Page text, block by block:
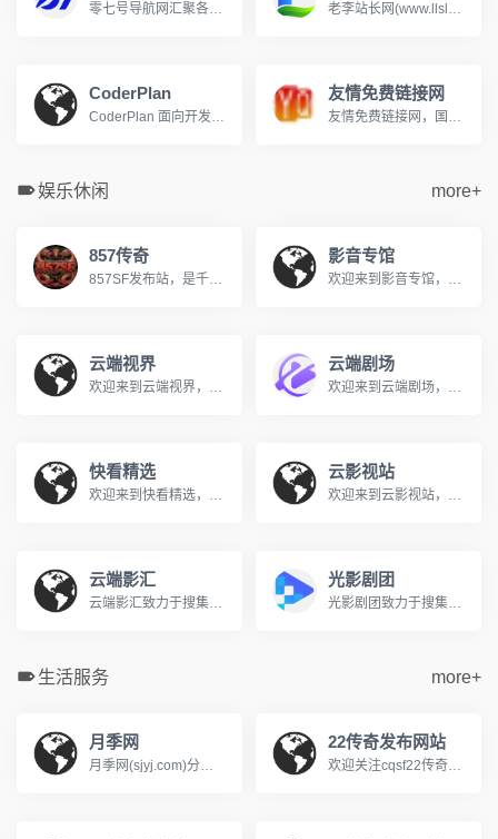
零七号导航网汇聚各类实用网站、开发工具、素材资源，面向普通网民与站长，提供网址分类导航、免费收录通道，一键直达优质站点，上网从零七号导航开始 老李站长网(www.llslw.cn)分类目录，免费收录各行业优秀站点，致力成为站长推广网站的首选，用户自主提交，再由我们编辑、审核，形成网站索引。
CoderPlan
CoderPlan 面向开发者提供 Claude Code/Codex 中转、Gemini CLI 中转站和第三方 API 接入，按真实调用扣费，API 使用额度、tokens、缓存复用和费用明细都能核对。
友情免费链接网
友情免费链接网，国内访问量很高的友情链接网。免费发布友情链接收录信息的开放平台。
娱乐休闲 more+
857传奇
857SF发布站，是千万传奇老玩家公认的优质私服导航平台。每日全网严选，实时更新数十组优质新开传奇私服，从1.76复古怀旧到微变、轻变、中变、超变，从金币版到合击版，全版本覆盖，满足不同玩家的偏好，每日第一手传奇资讯，助您快人一步抢占新服资源，重燃热血兄弟情！
影音专馆
欢迎来到影音专馆，您的私人免费在线影院。我们提供海量高清电影、电视剧、综艺、动漫及短剧资源，全部支持免费在线观看。在影音专馆，享受无广告、高清流畅的极致观影体验，每日同步更新，是您网络追剧的不二之选。
云端视界
欢迎来到云端视界，您的私人免费在线影院。我们提供海量高清电影、电视剧、综艺、动漫及短剧资源，全部支持免费在线观看。在云端视界，享受无广告、高清流畅的极致观影体验，每日同步更新，是您网络追剧的不二之选。
云端剧场
欢迎来到云端剧场，您的私人免费在线影院。我们提供海量高清电影、电视剧、综艺、动漫及短剧资源，全部支持免费在线观看。在云端剧场，享受无广告、高清流畅的极致观影体验，每日同步更新，是您网络追剧的不二之选。
快看精选
欢迎来到快看精选，您的私人免费在线影院。我们提供海量高清电影、电视剧、综艺、动漫及短剧资源，全部支持免费在线观看。在快看精选，享受无广告、高清流畅的极致观影体验，每日同步更新，是您网络追剧的不二之选。
云影视站
欢迎来到云影视站，您的私人免费在线影院。我们提供海量高清电影、电视剧、综艺、动漫及短剧资源，全部支持免费在线观看。在云影视站，享受无广告、高清流畅的极致观影体验，每日同步更新，是您网络追剧的不二之选。
云端影汇
云端影汇致力于搜集全网最新、最热的电影与电视剧资源，为广大影迷提供完全免费、无广告的在线观看服务。我们及时收录高清大片，让您轻松畅享极致的观影体验。
光影剧团
光影剧团致力于搜集全网最新、最热的电影与电视剧资源，为广大影迷提供完全免费、无广告的在线观看服务。我们及时收录高清大片，让您轻松畅享极致的观影体验。
生活服务 more+
月季网
月季网(sjyj.com)分享世界品种和养护知识，提供树状月季、大花丰花、藤本造型和欧月盆栽的批发交易和行情价格。中国月季之乡，南阳基地专业供应月季花苗，致力于让园林多点美景，咨询电话13525165668
22传奇发布网站
欢迎关注cqsf22传奇私服网站，我们专注于提供最新、最全的传奇sf新开服信息与资讯，每日实时更新涵盖冰雪、热血、复古、超微变、单多职业、1.76、1.80/1.85、1.90/1.95等各类传奇发布网版本，帮助玩家快速发现心仪的火爆新服，无论是寻找独家版本还是人气大区，这里是您的一站式选择。